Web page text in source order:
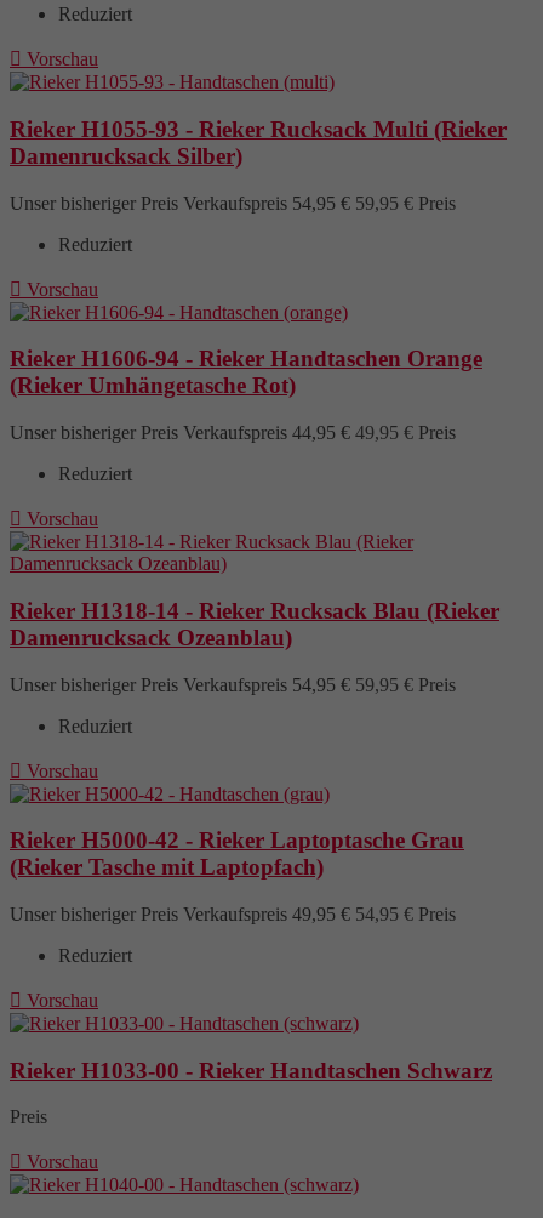
Reduziert
 Vorschau
Rieker H1055-93 - Rieker Rucksack Multi (Rieker
Damenrucksack Silber)
Unser bisheriger Preis Verkaufspreis 54,95 € 59,95 € Preis
Reduziert
 Vorschau
Rieker H1606-94 - Rieker Handtaschen Orange
(Rieker Umhängetasche Rot)
Unser bisheriger Preis Verkaufspreis 44,95 € 49,95 € Preis
Reduziert
 Vorschau
Rieker H1318-14 - Rieker Rucksack Blau (Rieker
Damenrucksack Ozeanblau)
Unser bisheriger Preis Verkaufspreis 54,95 € 59,95 € Preis
Reduziert
 Vorschau
Rieker H5000-42 - Rieker Laptoptasche Grau
(Rieker Tasche mit Laptopfach)
Unser bisheriger Preis Verkaufspreis 49,95 € 54,95 € Preis
Reduziert
 Vorschau
Rieker H1033-00 - Rieker Handtaschen Schwarz
Preis
 Vorschau